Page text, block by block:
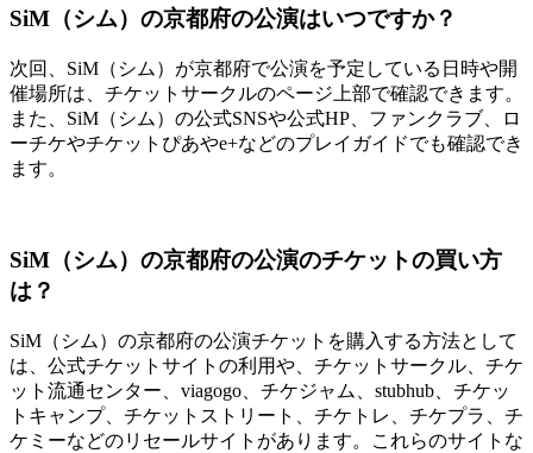
SiM（シム）の京都府の公演はいつですか？
次回、SiM（シム）が京都府で公演を予定している日時や開
催場所は、チケットサークルのページ上部で確認できます。
また、SiM（シム）の公式SNSや公式HP、ファンクラブ、ロ
ーチケやチケットぴあやe+などのプレイガイドでも確認でき
ます。
SiM（シム）の京都府の公演のチケットの買い方
は？
SiM（シム）の京都府の公演チケットを購入する方法として
は、公式チケットサイトの利用や、チケットサークル、チケ
ット流通センター、viagogo、チケジャム、stubhub、チケッ
トキャンプ、チケットストリート、チケトレ、チケプラ、チ
ケミーなどのリセールサイトがあります。これらのサイトな